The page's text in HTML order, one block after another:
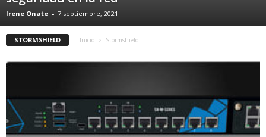
Irene Onate - 7 septiembre, 2021
STORMSHIELD Inicio Stormshield